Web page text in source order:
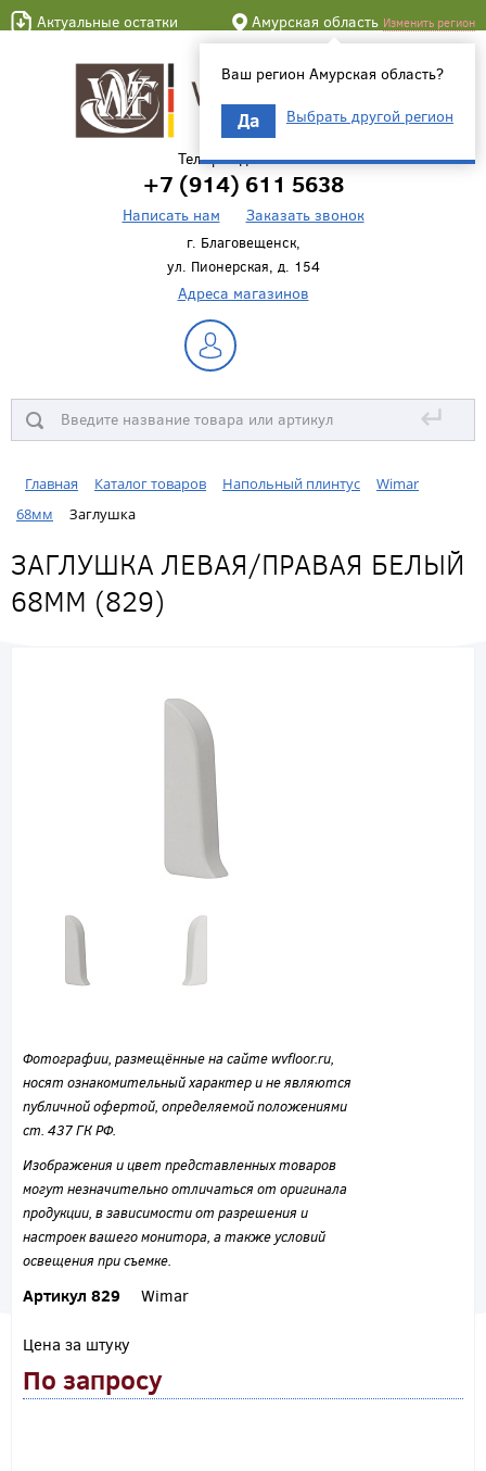
Актуальные остатки Амурская область Изменить регион
Ваш регион Амурская область?
Да Выбрать другой регион
Телефон для связи
+7 (914) 611 5638
Написать нам Заказать звонок
г. Благовещенск,
ул. Пионерская, д. 154
Адреса магазинов
↵
Главная Каталог товаров Напольный плинтус
Wimar
68мм
Заглушка
ЗАГЛУШКА ЛЕВАЯ/ПРАВАЯ БЕЛЫЙ
68ММ (829)
Фотографии, размещённые на сайте wvfloor.ru,
носят ознакомительный характер и не являются
публичной офертой, определяемой положениями
ст. 437 ГК РФ.
Изображения и цвет представленных товаров
могут незначительно отличаться от оригинала
продукции, в зависимости от разрешения и
настроек вашего монитора, а также условий
освещения при съемке.
Артикул 829 Wimar
Цена за штуку
По запросу